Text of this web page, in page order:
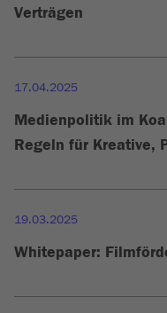
Verträgen
17.04.2025
Medienpolitik im
Regeln für Kreative,
19.03.2025
Whitepaper: